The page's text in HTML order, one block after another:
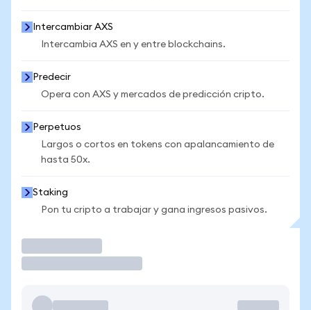
Intercambiar AXS
Intercambia AXS en y entre blockchains.
Predecir
Opera con AXS y mercados de predicción cripto.
Perpetuos
Largos o cortos en tokens con apalancamiento de
hasta 50x.
Staking
Pon tu cripto a trabajar y gana ingresos pasivos.